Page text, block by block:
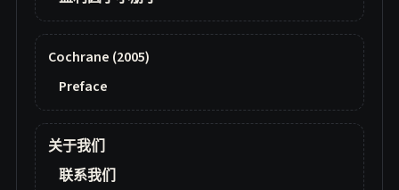
Cochrane (2005)
Preface
关于我们
联系我们